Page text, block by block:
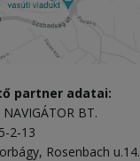
partner adatai:
BT.
2-13
Rosenbach u.14.